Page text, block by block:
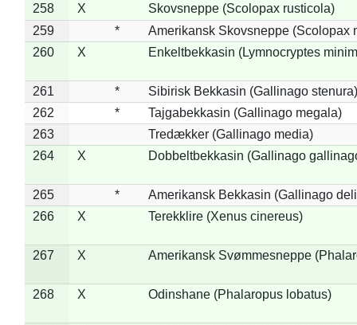
258
X
Skovsneppe (Scolopax rusticola)
259
*
Amerikansk Skovsneppe (Scolopax
260
X Enkeltbekkasin (Lymnocryptes
261 *
Sibirisk Bekkasin (Gallinago stenura)
262
*
Tajgabekkasin (Gallinago megala)
263
Tredækker (Gallinago media)
264
X Dobbeltbekkasin (Gallinago
265 *
Amerikansk Bekkasin (Gallinago
266
X Terekklire (Xenus cinereus)
267 X Amerikansk Svømmesneppe
268 X Odinshane (Phalaropus lobatus)